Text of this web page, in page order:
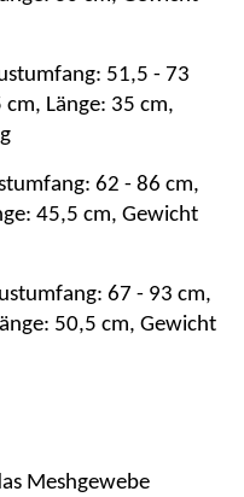
51,5 - 73
Länge: 35 cm,
62 - 86 cm,
45,5 cm, Gewicht
67 - 93 cm,
50,5 cm, Gewicht
Meshgewebe